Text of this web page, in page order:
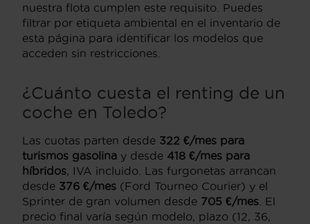
nuestra flota cumplen este requisito. Puedes
filtrar por etiqueta ambiental en el inventario de
esta página para identificar los modelos que
acceden sin restricciones.
¿Cuánto cuesta el renting de un
coche en Toledo?
Las cuotas parten desde 322 €/mes para
turismos gasolina y desde 418 €/mes para
híbridos, IVA incluido. Las furgonetas arrancan
desde 376 €/mes (Ford Tourneo Courier) y el
Sprinter de gran volumen desde 705 €/mes . El
precio final varía según modelo, plazo (12, 36,